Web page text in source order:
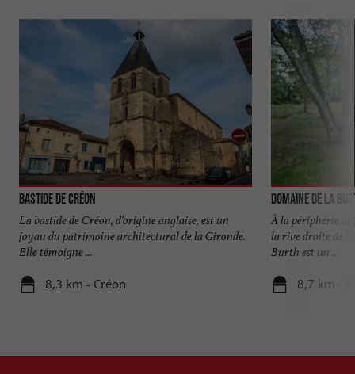
Bastide de Créon
La bastide de Créon, d’origine anglaise, est un
joyau du patrimoine architectural de la Gironde.
Elle témoigne ...
8,3 km - Créon
Domaine de la
À la périphérie
la rive droite de
Burth est un ...
8,7 km -